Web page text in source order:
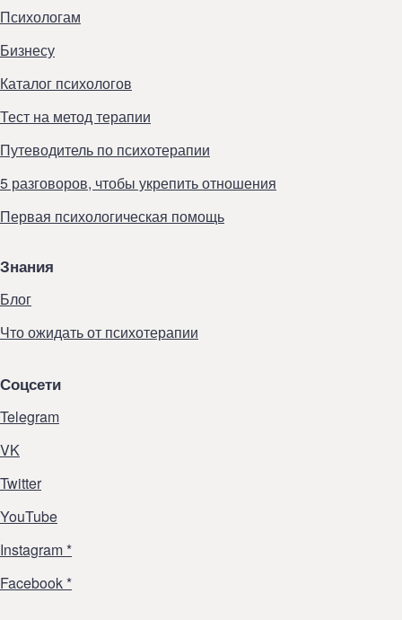
Психологам
Бизнесу
Каталог психологов
Тест на метод терапии
Путеводитель по психотерапии
5 разговоров, чтобы укрепить отношения
Первая психологическая помощь
Знания
Блог
Что ожидать от психотерапии
Соцсети
Telegram
VK
Twitter
YouTube
Instagram *
Facebook *